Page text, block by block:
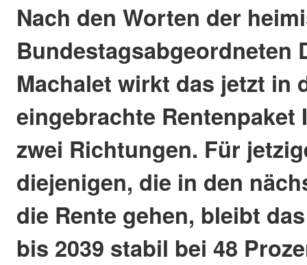
Nach den Worten der
Bundestagsabgeordneten
Machalet wirkt das jetzt in
eingebrachte Rentenpaket
zwei Richtungen. Für
diejenigen, die in den
die Rente gehen, bleibt
bis 2039 stabil bei 48